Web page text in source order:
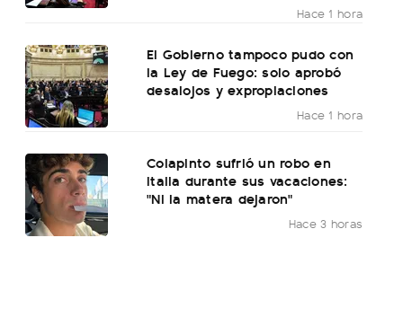
Hace 1 hora
El Gobierno tampoco pudo con
la Ley de Fuego: solo aprobó
desalojos y expropiaciones
Hace 1 hora
Colapinto sufrió un robo en
Italia durante sus vacaciones:
"Ni la matera dejaron"
Hace 3 horas